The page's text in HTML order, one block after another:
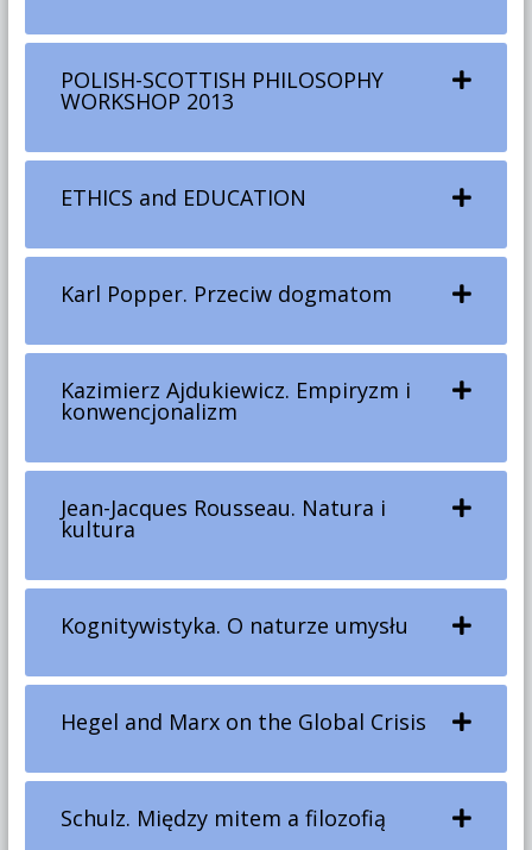
POLISH-SCOTTISH PHILOSOPHY
WORKSHOP 2013
ETHICS and EDUCATION
Karl Popper. Przeciw dogmatom
Kazimierz Ajdukiewicz. Empiryzm i
konwencjonalizm
Jean-Jacques Rousseau. Natura i
kultura
Kognitywistyka. O naturze umysłu
Hegel and Marx on the Global Crisis
Schulz. Między mitem a filozofią